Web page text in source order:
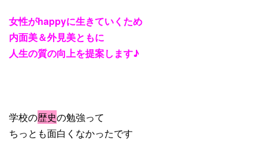
女性がhappyに生きていくため
内面美＆外見美ともに
人生の質の向上を提案します♪
学校の歴史の勉強って
ちっとも面白くなかったです